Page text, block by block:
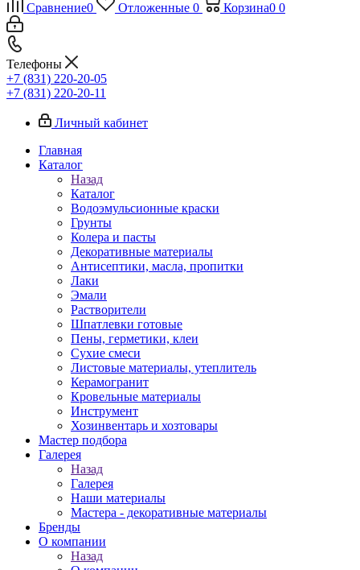
Сравнение0 Отложенные 0 Корзина0 0
Телефоны
+7 (831) 220-20-05
+7 (831) 220-20-11
Личный кабинет
Главная
Каталог
Назад
Каталог
Водоэмульсионные краски
Грунты
Колера и пасты
Декоративные материалы
Антисептики, масла, пропитки
Лаки
Эмали
Растворители
Шпатлевки готовые
Пены, герметики, клеи
Сухие смеси
Листовые материалы, утеплитель
Керамогранит
Кровельные материалы
Инструмент
Хозинвентарь и хозтовары
Мастер подбора
Галерея
Назад
Галерея
Наши материалы
Мастера - декоративные материалы
Бренды
О компании
Назад